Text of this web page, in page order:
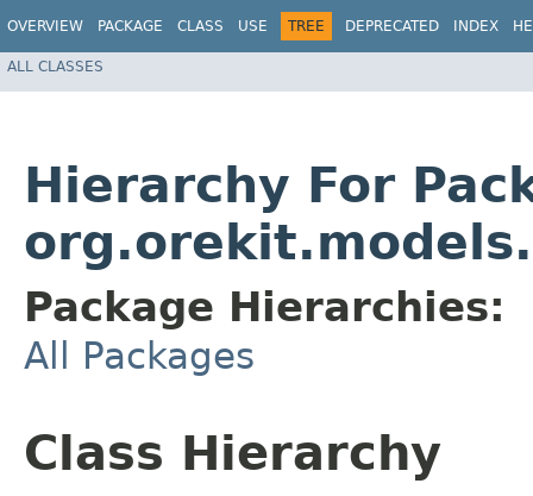
OVERVIEW PACKAGE CLASS USE TREE DEPRECATED INDEX
ALL CLASSES
Hierarchy For
Package Hierarchies:
All Packages
Class Hierarchy